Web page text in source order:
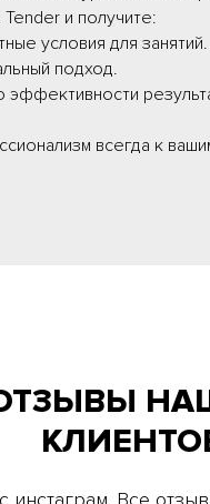
и получите:
условия для занятий.
подход.
всегда к